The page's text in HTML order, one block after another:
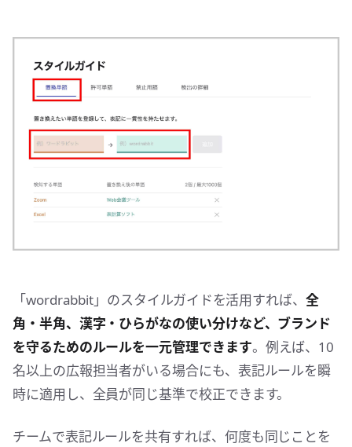
「wordrabbit」のスタイルガイドを活用すれば、 全
角・半角、漢字・ひらがなの使い分けなど、ブランド
を守るためのルールを一元管理できます。例えば、10
名以上の広報担当者がいる場合にも、表記ルールを瞬
時に適用し、全員が同じ基準で校正できます。
チームで表記ルールを共有すれば、何度も同じことを